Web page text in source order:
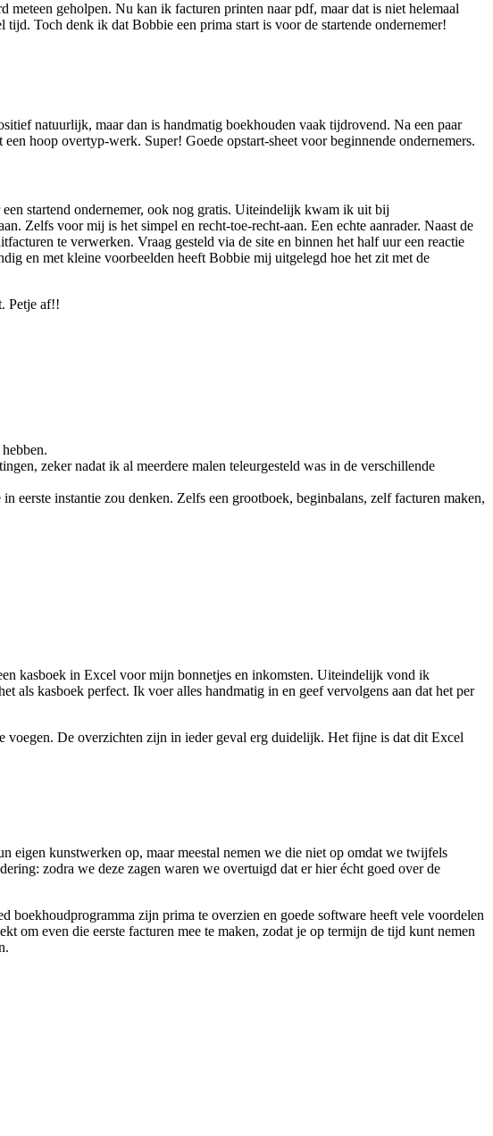
geholpen. Nu kan ik facturen printen naar pdf, maar dat is niet helemaal
Toch denk ik dat Bobbie een prima start is voor de startende ondernemer!
natuurlijk, maar dan is handmatig boekhouden vaak tijdrovend. Na een paar
hoop overtyp-werk. Super! Goede opstart-sheet voor beginnende ondernemers.
startend ondernemer, ook nog gratis. Uiteindelijk kwam ik uit bij
Zelfs voor mij is het simpel en recht-toe-recht-aan. Een echte aanrader. Naast de
te verwerken. Vraag gesteld via de site en binnen het half uur een reactie
en met kleine voorbeelden heeft Bobbie mij uitgelegd hoe het zit met de
Petje af!!
zeker nadat ik al meerdere malen teleurgesteld was in de verschillende
instantie zou denken. Zelfs een grootboek, beginbalans, zelf facturen maken,
kasboek in Excel voor mijn bonnetjes en inkomsten. Uiteindelijk vond ik
als kasboek perfect. Ik voer alles handmatig in en geef vervolgens aan dat het per
voegen. De overzichten zijn in ieder geval erg duidelijk. Het fijne is dat dit Excel
eigen kunstwerken op, maar meestal nemen we die niet op omdat we twijfels
zodra we deze zagen waren we overtuigd dat er hier écht goed over de
boekhoudprogramma zijn prima te overzien en goede software heeft vele voordelen
om even die eerste facturen mee te maken, zodat je op termijn de tijd kunt nemen